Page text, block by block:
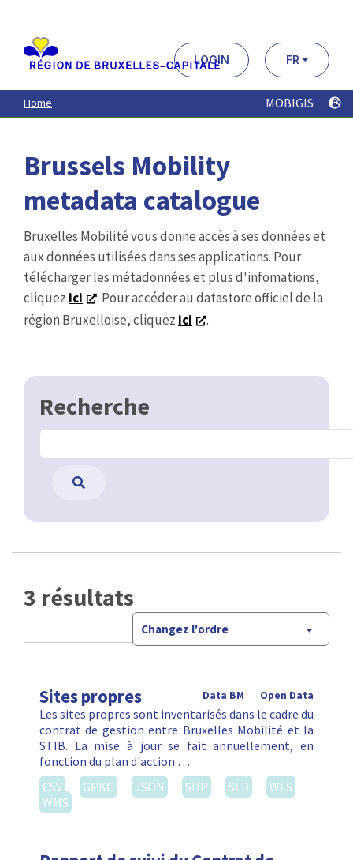
contenu
principal
LOGIN FR
Home MOBIGIS
Brussels Mobility
metadata catalogue
Bruxelles Mobilité vous donne accès à ses données et
aux données utilisées dans ses applications. Pour
télécharger les métadonnées et plus d'infomations,
cliquez ici
. Pour accéder au datastore officiel de la
région Bruxelloise, cliquez ici .
Recherche
3 résultats
Changez l'ordre
Sites propres Open Data
Data BM
Les sites propres sont inventarisés dans le cadre du
contrat de gestion entre Bruxelles Mobilité et la
STIB. La mise à jour se fait annuellement, en
fonction du plan d'action …
CSV
GPKG JSON SHP SLD
WFS
WMS